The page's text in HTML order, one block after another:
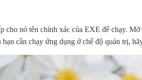
cho nó tên chính xác của EXE để chạy.
bạn cần chạy ứng dụng ở chế độ quản trị,